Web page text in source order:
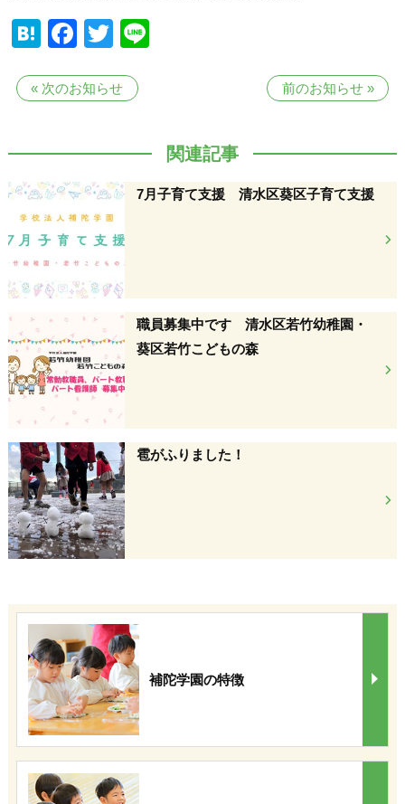
Hatena
Facebook
Twitter
前のお知らせ»
« 次のお知らせ
関連記事
7月子育て支援 清水区葵区子育て支援
職員募集中です 清水区若竹幼稚園・
葵区若竹こどもの森
雹がふりました！
補陀学園の特徴